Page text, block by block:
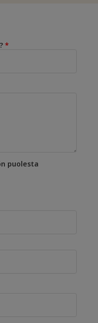
puolesta